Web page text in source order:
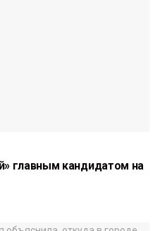
главным кандидатом на